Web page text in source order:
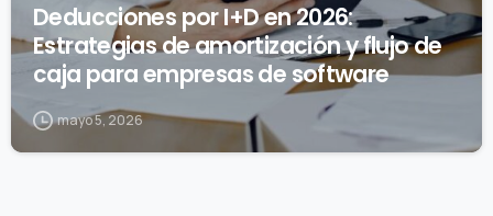
Deducciones por I+D en 2026:
Estrategias de amortización y flujo de
caja para empresas de software
mayo 5, 2026